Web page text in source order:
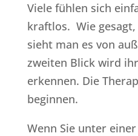
Viele fühlen sich
kraftlos. Wie
sieht man es von
zweiten Blick wird
erkennen. Die
beginnen.
Wenn Sie unter